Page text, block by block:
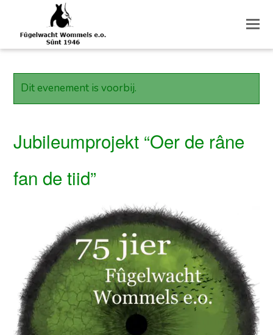
Dit evenement is voorbij.
Jubileumprojekt “Oer de râne
fan de tiid”